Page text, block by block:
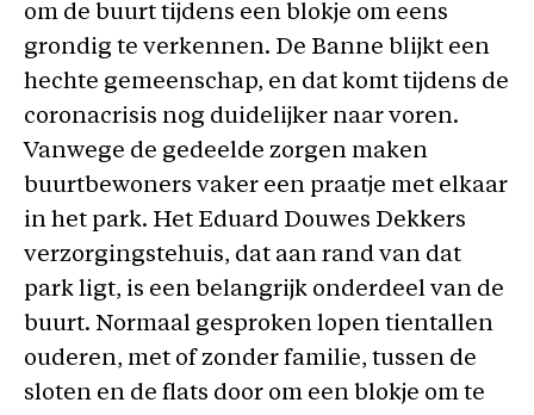
om de buurt tijdens een blokje om eens
grondig te verkennen. De Banne blijkt een
hechte gemeenschap, en dat komt tijdens de
coronacrisis nog duidelijker naar voren.
Vanwege de gedeelde zorgen maken
buurtbewoners vaker een praatje met elkaar
in het park. Het Eduard Douwes Dekkers
verzorgingstehuis, dat aan rand van dat
park ligt, is een belangrijk onderdeel van de
buurt. Normaal gesproken lopen tientallen
ouderen, met of zonder familie, tussen de
sloten en de flats door om een blokje om te